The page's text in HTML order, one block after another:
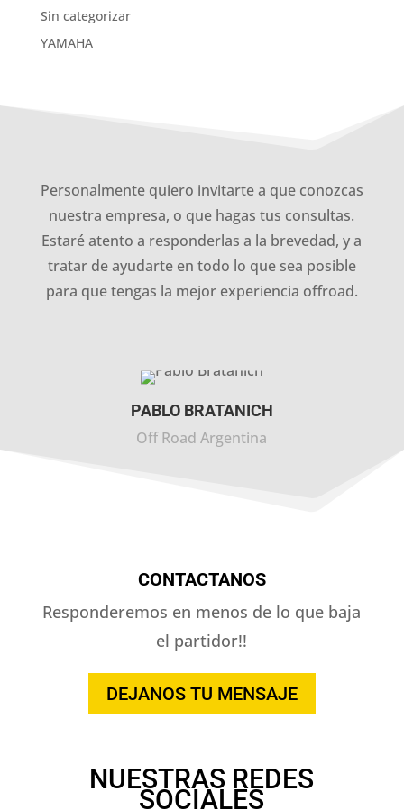
Sin categorizar
YAMAHA
Personalmente quiero invitarte a que conozcas
nuestra empresa, o que hagas tus consultas.
Estaré atento a responderlas a la brevedad, y a
tratar de ayudarte en todo lo que sea posible
para que tengas la mejor experiencia offroad.
PABLO BRATANICH
Off Road Argentina
CONTACTANOS
Responderemos en menos de lo que baja
el partidor!!
DEJANOS TU MENSAJE
NUESTRAS REDES
SOCIALES